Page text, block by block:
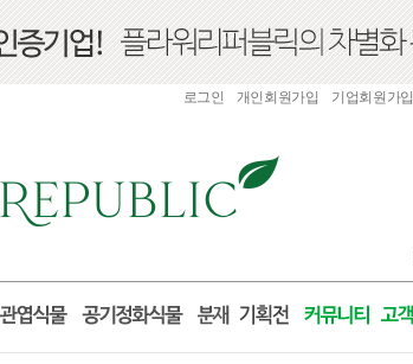
로그인 개인회원가입 기업회원가입